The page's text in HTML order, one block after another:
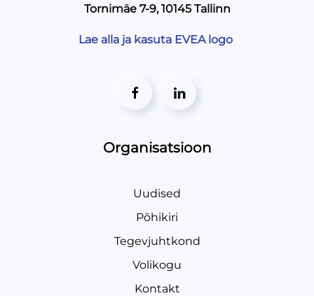
Tornimäe 7-9, 10145 Tallinn
Lae alla ja kasuta EVEA logo
Organisatsioon
Uudised
Põhikiri
Tegevjuhtkond
Volikogu
Kontakt